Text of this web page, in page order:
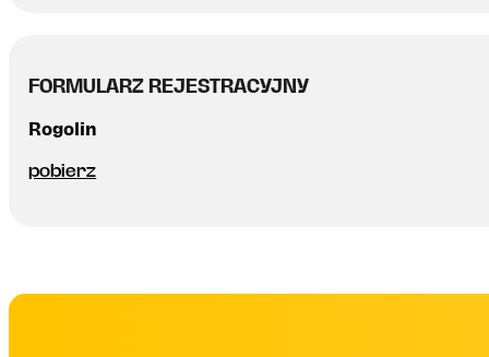
FORMULARZ REJESTRACYJNY
Radom
FORMULARZ REJESTRACYJNY
Rogolin
pobierz